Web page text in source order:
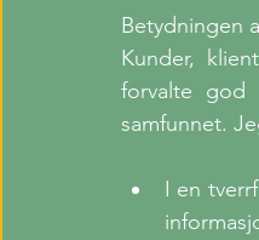
Betydningen
Kunder,
forvalte god
samfunnet.
I en